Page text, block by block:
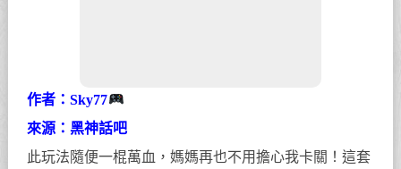
作者：Sky77
來源：黑神話吧
此玩法隨便一棍萬血，媽媽再也不用擔心我卡關！這套